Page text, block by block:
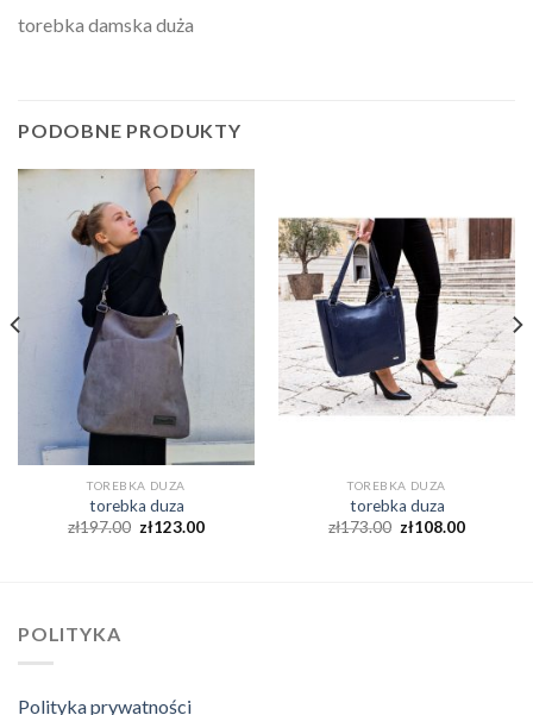
torebka damska duża
PODOBNE PRODUKTY
TOREBKA DUZA
torebka duza
zł197.00 zł123.00
TOREBKA DUZA
torebka duza
zł173.00 zł108.00
POLITYKA
Polityka prywatności